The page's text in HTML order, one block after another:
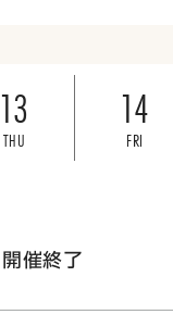
13
THU
14
FRI
開催終了